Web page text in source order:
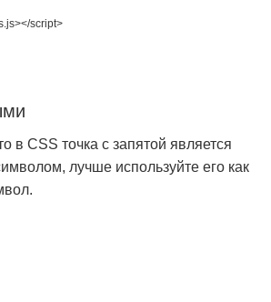
.js></script>
в CSS точка с запятой является
лучше используйте его как